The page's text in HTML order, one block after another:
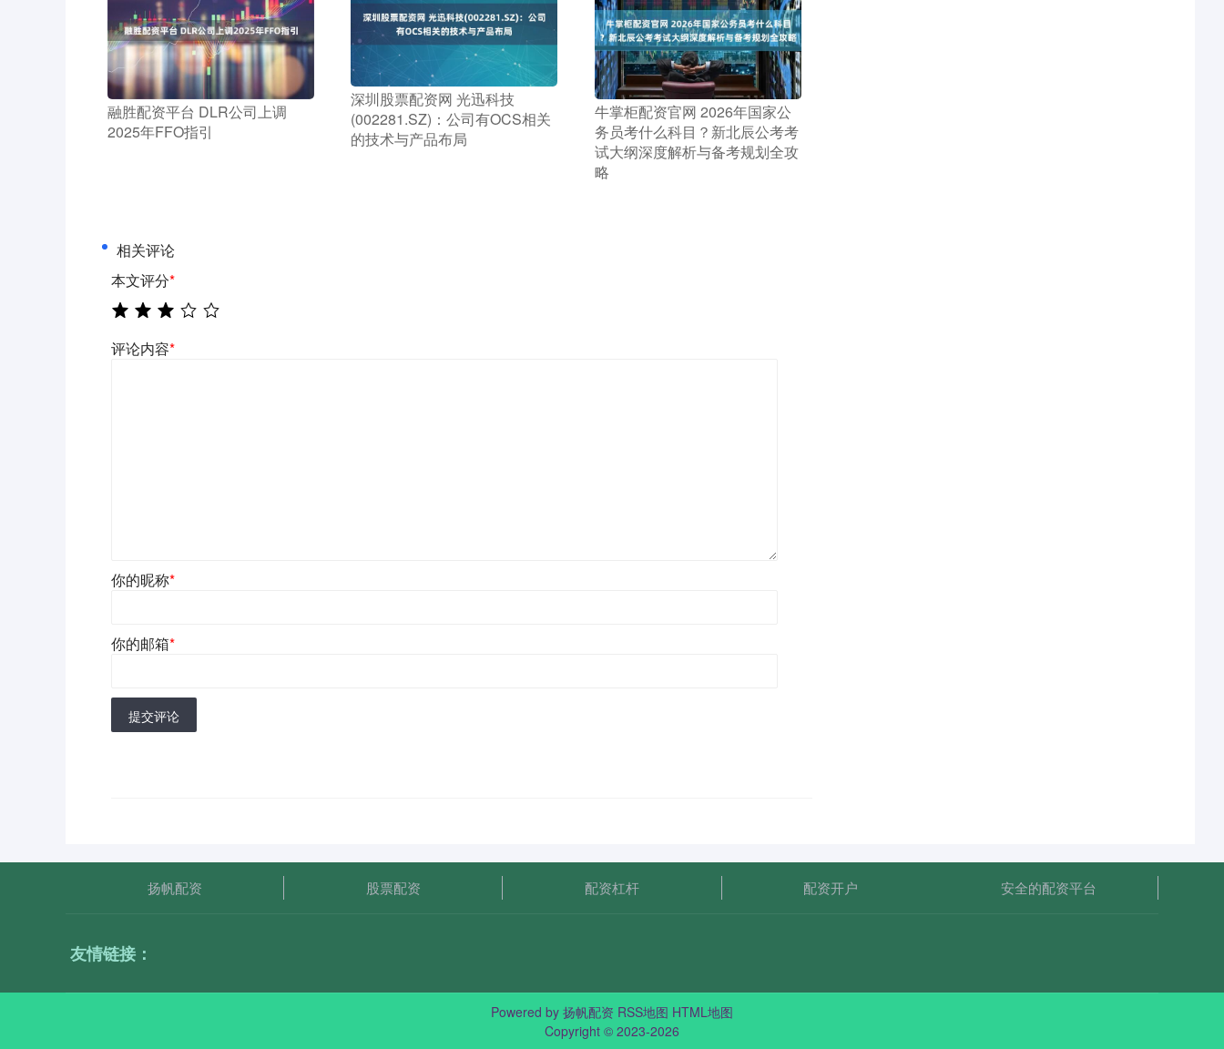
​融胜配资平台 DLR公司上调
2025年FFO指引
​深圳股票配资网 光迅科技
(002281.SZ)：公司有OCS相关
的技术与产品布局
​牛掌柜配资官网 2026年国家公
务员考什么科目？新北辰公考考
试大纲深度解析与备考规划全攻
略
相关评论
本文评分*
评论内容*
你的昵称*
你的邮箱*
提交评论
扬帆配资 股票配资 配资杠杆 配资开户 安全的配资平台
友情链接：
Powered by 扬帆配资 RSS地图 HTML地图
Copyright © 2023-2026